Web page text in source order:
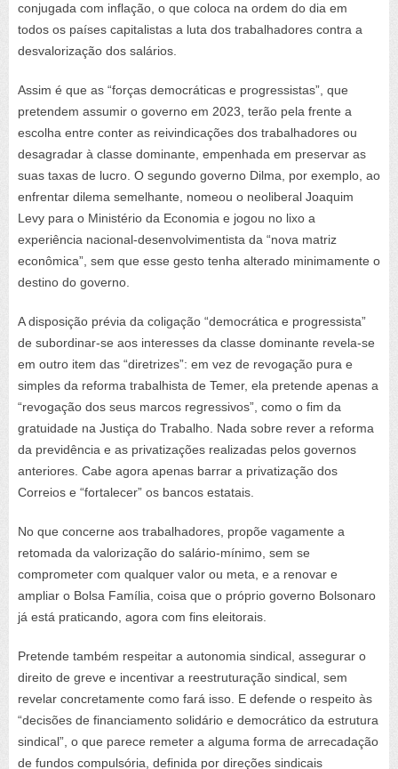
conjugada com inflação, o que coloca na ordem do dia em
todos os países capitalistas a luta dos trabalhadores contra a
desvalorização dos salários.
Assim é que as “forças democráticas e progressistas”, que
pretendem assumir o governo em 2023, terão pela frente a
escolha entre conter as reivindicações dos trabalhadores ou
desagradar à classe dominante, empenhada em preservar as
suas taxas de lucro. O segundo governo Dilma, por exemplo, ao
enfrentar dilema semelhante, nomeou o neoliberal Joaquim
Levy para o Ministério da Economia e jogou no lixo a
experiência nacional-desenvolvimentista da “nova matriz
econômica”, sem que esse gesto tenha alterado minimamente o
destino do governo.
A disposição prévia da coligação “democrática e progressista”
de subordinar-se aos interesses da classe dominante revela-se
em outro item das “diretrizes”: em vez de revogação pura e
simples da reforma trabalhista de Temer, ela pretende apenas a
“revogação dos seus marcos regressivos”, como o fim da
gratuidade na Justiça do Trabalho. Nada sobre rever a reforma
da previdência e as privatizações realizadas pelos governos
anteriores. Cabe agora apenas barrar a privatização dos
Correios e “fortalecer” os bancos estatais.
No que concerne aos trabalhadores, propõe vagamente a
retomada da valorização do salário-mínimo, sem se
comprometer com qualquer valor ou meta, e a renovar e
ampliar o Bolsa Família, coisa que o próprio governo Bolsonaro
já está praticando, agora com fins eleitorais.
Pretende também respeitar a autonomia sindical, assegurar o
direito de greve e incentivar a reestruturação sindical, sem
revelar concretamente como fará isso. E defende o respeito às
“decisões de financiamento solidário e democrático da estrutura
sindical”, o que parece remeter a alguma forma de arrecadação
de fundos compulsória, definida por direções sindicais